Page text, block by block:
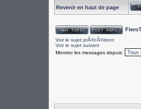
Revenir en haut de page
Voir le sujet prÃ©cÃ©dent
Voir le sujet suivant
Montrer les messages depuis: